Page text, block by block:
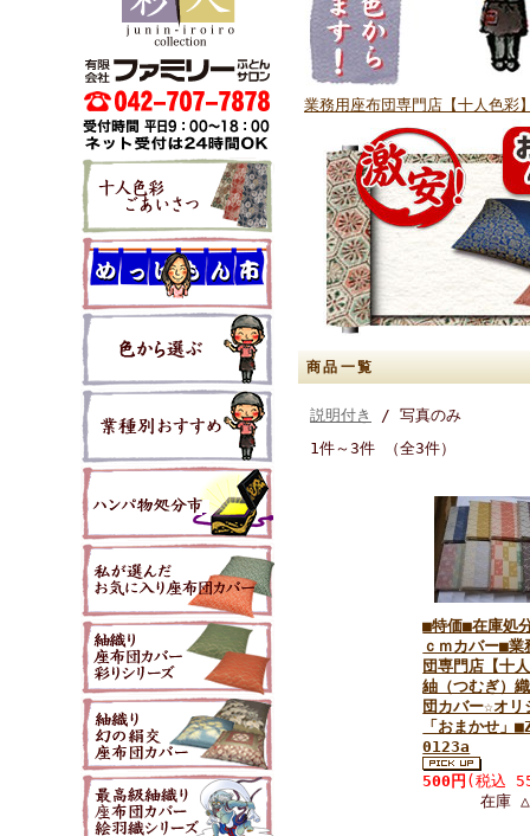
業務用座布団専門店【十人色
商品一覧
説明付き
/ 写真のみ
1件～3件 （全3件）
■特価■在庫処
ｃｍカバー■業
団専門店【十
紬（つむぎ）
団カバー☆オリ
「おまかせ」
0123a
500円 (税込
在庫 △